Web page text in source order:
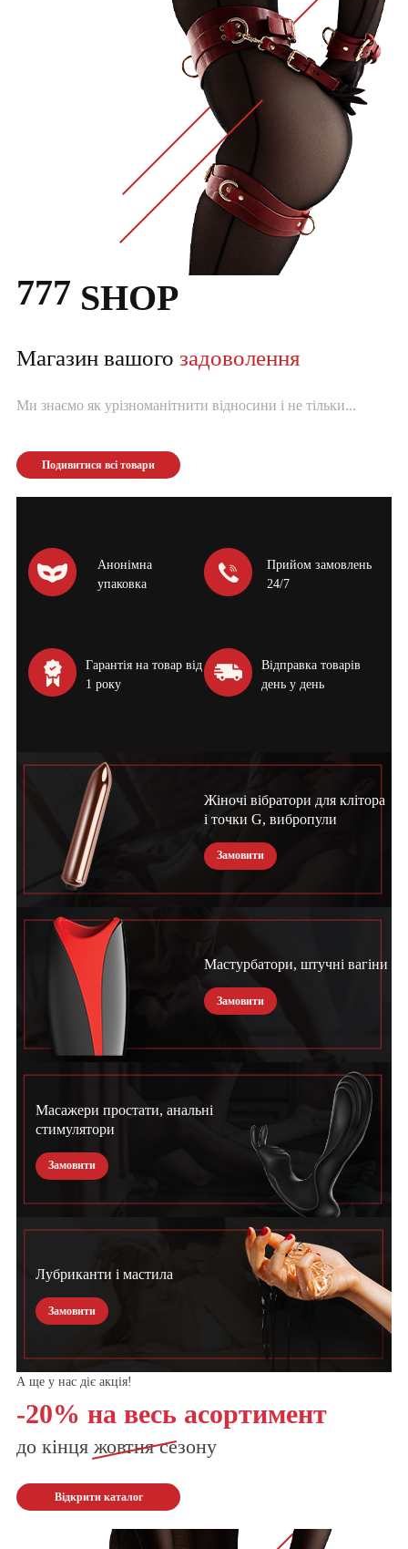
777 SHOP
Магазин вашого задоволення
Ми знаємо як урізноманітнити відносини і не тільки...
Подивитися всі товари
Анонімна
упаковка
Прийом замовлень
24/7
Гарантія на товар від
1 року
Відправка товарів
день у день
Жіночі вібратори для клітора
і точки G, вибропули
Замовити
Мастурбатори, штучні вагіни
Замовити
Масажери простати, анальні
стимулятори
Замовити
Лубриканти і мастила
Замовити
А ще у нас діє акція!
-20% на весь асортимент
до кінця жовтнясезону
Відкрити каталог